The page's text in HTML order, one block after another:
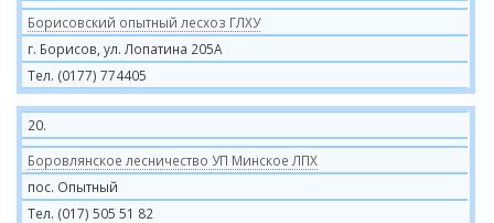
Борисовский опытный лесхоз ГЛХУ
г. Борисов, ул. Лопатина 205А
Тел. (0177) 774405
20.
Боровлянское лесничество УП Минское ЛПХ
пос. Опытный
Тел. (017) 505 51 82